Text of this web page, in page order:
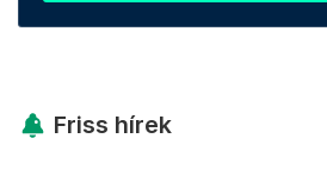
Friss hírek